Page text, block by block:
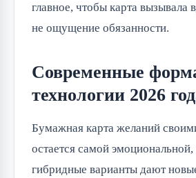
главное, чтобы карта вызывала
не ощущение обязанности.
Современные
технологии 2026
Бумажная карта желаний
остается самой
гибридные варианты дают